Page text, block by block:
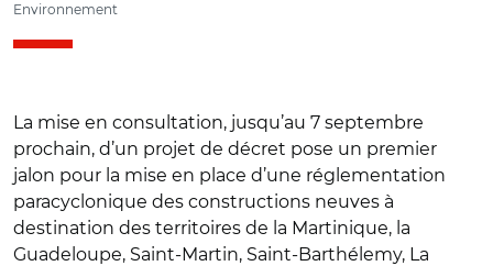
Environnement
La mise en consultation, jusqu’au 7 septembre
prochain, d’un projet de décret pose un premier
jalon pour la mise en place d’une réglementation
paracyclonique des constructions neuves à
destination des territoires de la Martinique, la
Guadeloupe, Saint-Martin, Saint-Barthélemy, La